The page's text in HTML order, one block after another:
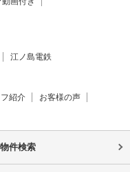
江ノ島電鉄
紹介
お客様の声
件検索